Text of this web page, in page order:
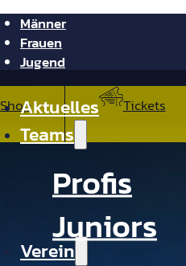
Männer
Frauen
Jugend
Shop Tickets
Aktuelles
Teams
Profis
Juniors
Verein